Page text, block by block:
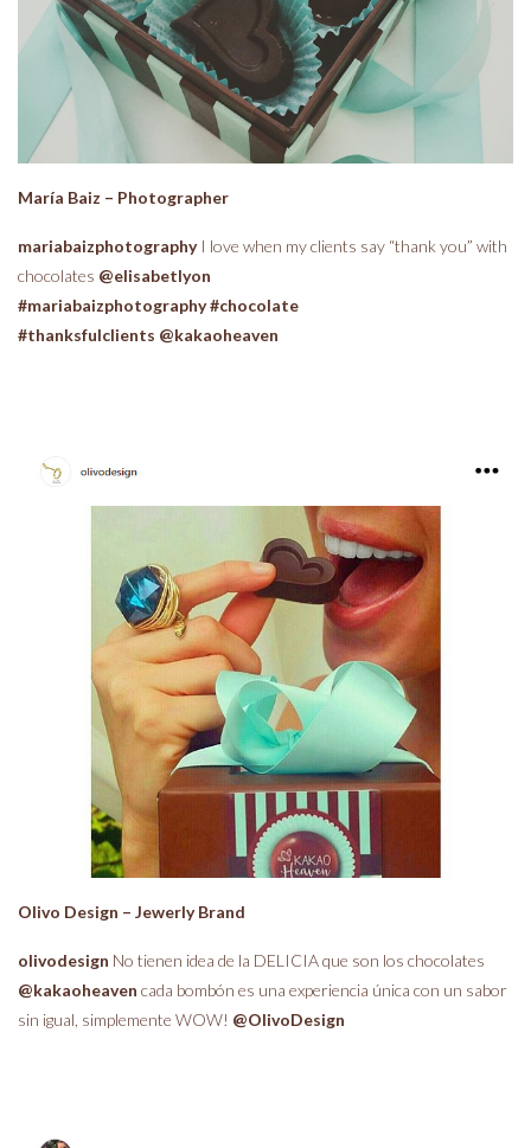
María Baiz – Photographer
mariabaizphotographyI love when my clients say “thank you” with
chocolates @elisabetlyon
#mariabaizphotography #chocolate
#thanksfulclients @kakaoheaven
Olivo Design – Jewerly Brand
olivodesign No tienen idea de la DELICIA que son los chocolates
@kakaoheaven cada bombón es una experiencia única con un sabor
sin igual, simplemente WOW! @OlivoDesign